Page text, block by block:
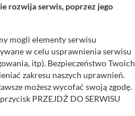
rozwija serwis, poprzez jego
mogli elementy serwisu
w celu usprawnienia serwisu
itp). Bezpieczeństwo Twoich
zakresu naszych uprawnień.
możesz wycofać swoją zgodę.
PRZEJDŹ DO SERWISU